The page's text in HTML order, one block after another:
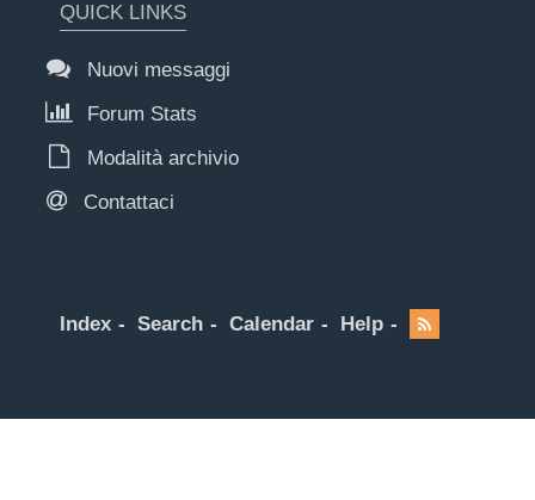
QUICK LINKS
Nuovi messaggi
Forum Stats
Modalità archivio
Contattaci
Index Search Calendar Help